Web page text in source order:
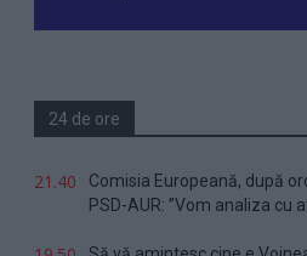
24 de ore
21.40
Comisia Europeană, după
PSD-AUR: ”Vom analiza cu